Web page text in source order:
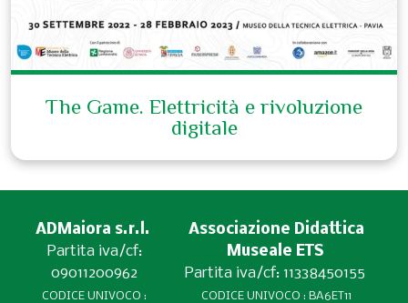
The Game. Elettricità e rivoluzione
digitale
ADMaiora s.r.l.
Partita iva/cf:
09011200962
CODICE UNIVOCO :
Associazione Didattica
Museale ETS
Partita iva/cf: 11338450155
CODICE UNIVOCO : BA6ET11